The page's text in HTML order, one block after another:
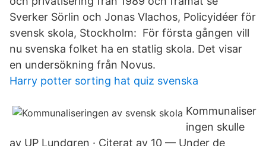
Sverker Sörlin och Jonas Vlachos, Policyidéer för
svensk skola, Stockholm: För första gången vill
nu svenska folket ha en statlig skola. Det visar
en undersökning från Novus.
Harry potter sorting hat quiz svenska
Kommunaliser
ingen skulle
av UP Lundgren · Citerat av 10 — Under de